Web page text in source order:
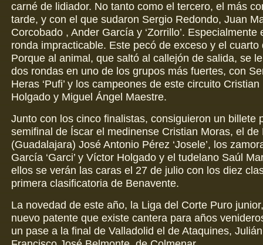
carné de lidiador. No tanto como el tercero, el más
tarde, y con el que sudaron Sergio Redondo, Juan
Corcobado , Ander García y ‘Zorrillo’. Especialmente
ronda impracticable. Este pecó de exceso y el cuarto
Porque al animal, que saltó al callejón de salida, se
dos rondas en uno de los grupos más fuertes, con
Heras ‘Pufi’ y los campeones de este circuito
Holgado y Miguel Ángel Maestre.
Junto con los cinco finalistas, consiguieron un billete
semifinal de Íscar el medinense Cristian Moras, el de
(Guadalajara) José Antonio Pérez ‘Josele’, los
García ‘Garci’ y Víctor Holgado y el tudelano Saúl
ellos se verán las caras el 27 de julio con los diez
primera clasificatoria de Benavente.
La novedad de este año, la Liga del Corte Puro
nuevo patente que existe cantera para años
un pase a la final de Valladolid el de Ataquines,